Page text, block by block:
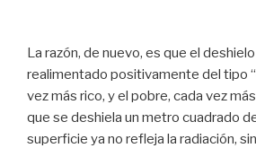
La razón, de nuevo, es que el
realimentado positivamente del tipo
vez más rico, y el pobre, cada vez
que se deshiela un metro cuadrado
superficie ya no refleja la radiación,